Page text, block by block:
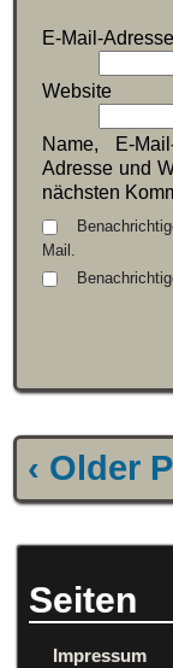
E-Mail-Adresse
Website
Name, E-
Adresse und
nächsten
Mail.
‹ Older
Seiten
Impressum